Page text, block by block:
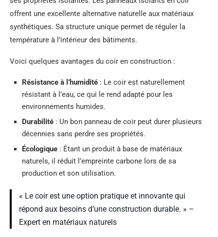
offrent une excellente alternative naturelle aux matériaux
synthétiques. Sa structure unique permet de réguler la
température à l’intérieur des bâtiments.
Voici quelques avantages du coir en construction :
Résistance à l’humidité : Le coir est naturellement
résistant à l’eau, ce qui le rend adapté pour les
environnements humides.
Durabilité : Un bon panneau de coir peut durer plusieurs
décennies sans perdre ses propriétés.
Écologique : Étant un produit à base de matériaux
naturels, il réduit l’empreinte carbone lors de sa
production et son utilisation.
« Le coir est une option pratique et innovante qui
répond aux besoins d’une construction durable. » –
Expert en matériaux naturels